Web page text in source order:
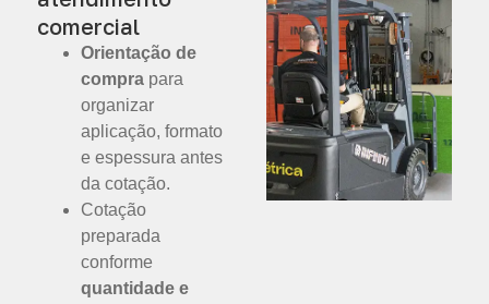
comercial
Orientação de
compra para
organizar
aplicação, formato
e espessura antes
da cotação.
Cotação
preparada
conforme
quantidade e